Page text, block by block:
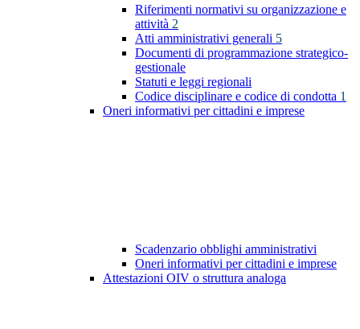
Riferimenti normativi su organizzazione e
attività 2
Atti amministrativi generali 5
Documenti di programmazione strategico-
gestionale
Statuti e leggi regionali
Codice disciplinare e codice di condotta 1
Oneri informativi per cittadini e imprese
Scadenzario obblighi amministrativi
Oneri informativi per cittadini e imprese
Attestazioni OIV o struttura analoga